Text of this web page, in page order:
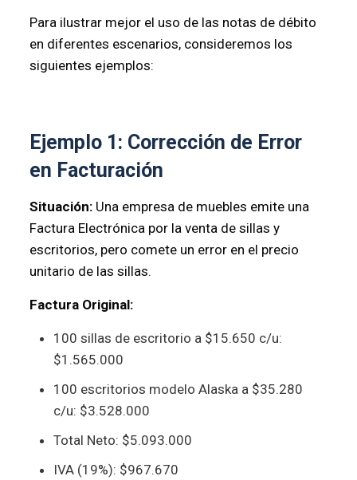
Para ilustrar mejor el uso de las notas de débito
en diferentes escenarios, consideremos los
siguientes ejemplos:
Ejemplo 1: Corrección de Error
en Facturación
Situación:Una empresa de muebles emite una
Factura Electrónica por la venta de sillas y
escritorios, pero comete un error en el precio
unitario de las sillas.
Factura Original:
100 sillas de escritorio a $15.650 c/u:
$1.565.000
100 escritorios modelo Alaska a $35.280
c/u: $3.528.000
Total Neto: $5.093.000
IVA (19%): $967.670